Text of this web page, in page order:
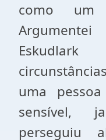
como
Eskudlark
uma
sensível,
perseguiu